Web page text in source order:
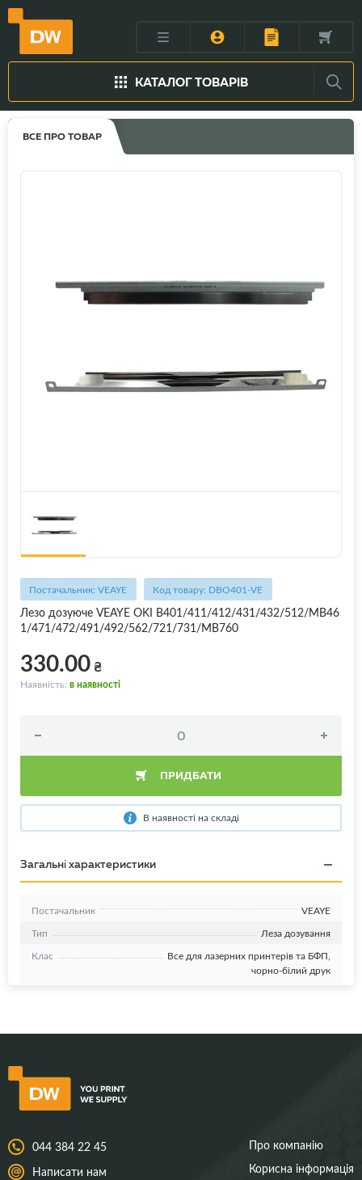
КАТАЛОГ ТОВАРІВ
ВСЕ ПРО ТОВАР
Постачальник: VEAYE Код товару: DBO401-VE
Лезо дозуюче VEAYE OKI B401/411/412/431/432/512/MB46
1/471/472/491/492/562/721/731/MB760
330.00₴
Наявність: в наявності
ПРИДБАТИ
В наявності на складі
Загальні характеристики
Постачальник
VEAYE
Тип
Леза дозування
Клас
Все для лазерних принтерів та БФП,
чорно-білий друк
044 384 22 45
Написати нам
Про компанію
Корисна інформація